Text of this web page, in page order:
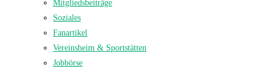
Mitgliedsbeiträge
Soziales
Fanartikel
Vereinsheim & Sportstätten
Jobbörse